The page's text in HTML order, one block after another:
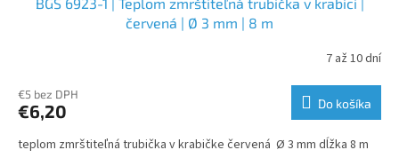
červená | Ø 3 mm | 8 m
7 až 10 dní
€5 bez DPH
€6,20 Do košíka
teplom zmrštiteľná trubička v krabičke červená Ø 3 mm dĺžka 8 m